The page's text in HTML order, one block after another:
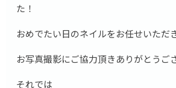
た！
おめでたい日のネイルをお任せいただ
お写真撮影にご協力頂きありがとうご
それでは